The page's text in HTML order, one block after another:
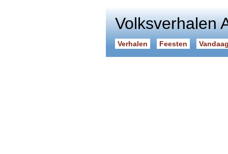
Volksverhalen
Verhalen Feesten